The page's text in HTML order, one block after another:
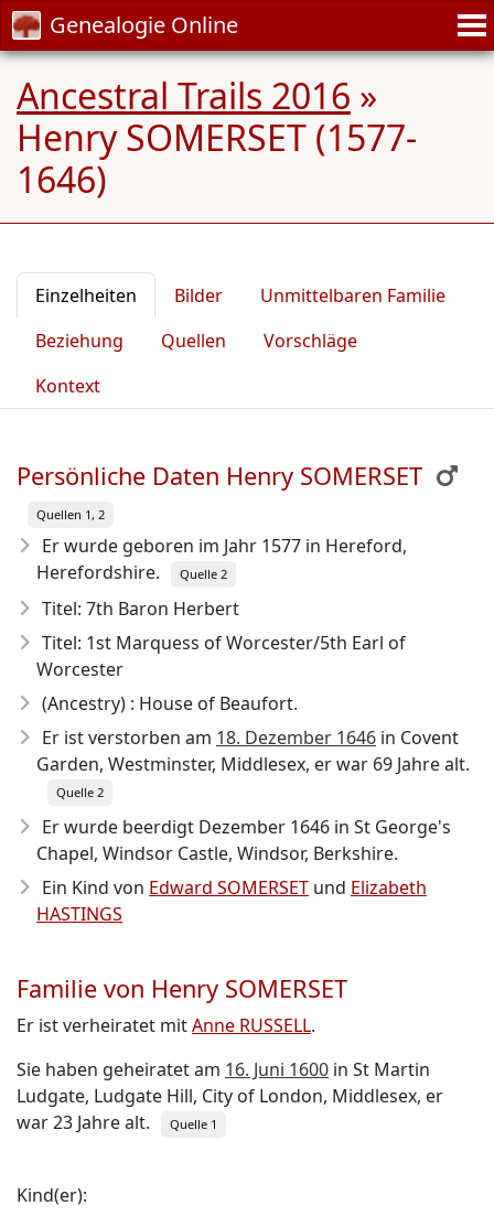
Genealogie Online
Ancestral Trails 2016 »
Henry SOMERSET (1577-
1646)
Einzelheiten Bilder
Unmittelbaren Familie
Beziehung
Quellen
Vorschläge
Kontext
Persönliche Daten Henry SOMERSET
Quellen 1, 2
Er wurde geboren im Jahr 1577 in Hereford,
Herefordshire.
Quelle 2
Titel: 7th Baron Herbert
Titel: 1st Marquess of Worcester/5th Earl of
Worcester
(Ancestry) : House of Beaufort.
Er ist verstorben am 18. Dezember 1646 in Covent
Garden, Westminster, Middlesex, er war 69 Jahre alt.
Quelle 2
Er wurde beerdigt Dezember 1646 in St George's
Chapel, Windsor Castle, Windsor, Berkshire.
Ein Kind von Edward SOMERSET und Elizabeth
HASTINGS
Familie von Henry SOMERSET
Er ist verheiratet mitAnne RUSSELL.
Sie haben geheiratet am 16. Juni 1600 in St Martin
Ludgate, Ludgate Hill, City of London, Middlesex, er
war 23 Jahre alt.
Quelle 1
Kind(er):